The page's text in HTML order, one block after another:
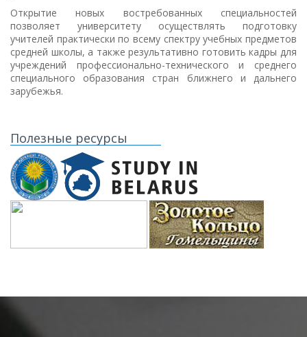
Открытие новых востребованных специальностей
позволяет университету осуществлять подготовку
учителей практически по всему спектру учебных предметов
средней школы, а также результативно готовить кадры для
учреждений профессионально-технического и среднего
специального образования стран ближнего и дальнего
зарубежья.
Полезные ресурсы